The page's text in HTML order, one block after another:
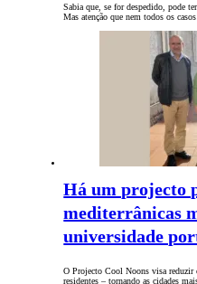
Sabia que, se for despedido, pode
Mas atenção que nem todos os
Há um projecto
mediterrânicas
universidade
O Projecto Cool Noons visa reduzir
residentes – tornando as cidades